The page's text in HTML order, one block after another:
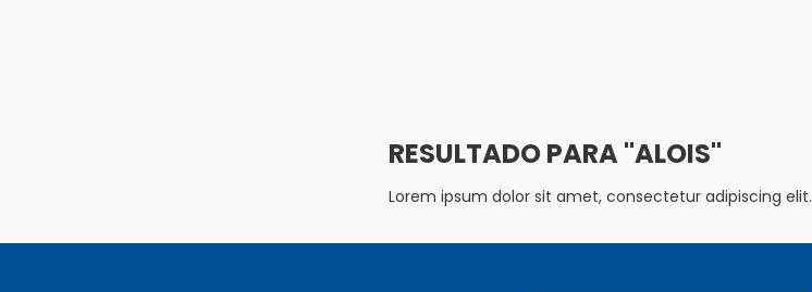
ALOIS
Lorem ipsum dolor sit amet, consectetur adipiscing elit.